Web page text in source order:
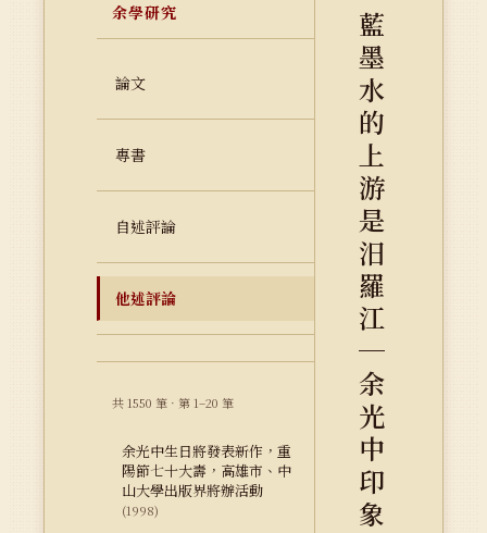
余學研究
論文
專書
自述評論
他述評論
共 1550 筆 · 第 1–20 筆
余光中生日將發表新作，重
陽節七十大壽，高雄市、中
山大學出版界將辦活動
(1998)
藍
墨
水
的
上
游
是
汨
羅
江
─
余
光
中
印
象